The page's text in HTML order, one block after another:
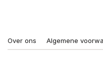
Over ons Algemene